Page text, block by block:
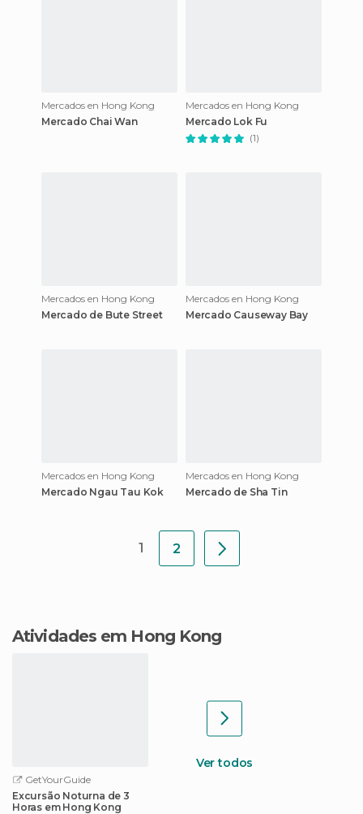
Mercados en Hong Kong
Mercado Chai Wan
Mercados en Hong Kong
Mercado Lok Fu
(1)
Mercados en Hong Kong
Mercado de Bute Street
Mercados en Hong Kong
Mercado Causeway Bay
Mercados en Hong Kong
Mercado Ngau Tau Kok
Mercados en Hong Kong
Mercado de Sha Tin
1 2
Atividades em Hong Kong
GetYourGuide
Excursão Noturna de 3
Horas em Hong Kong
Ver todos